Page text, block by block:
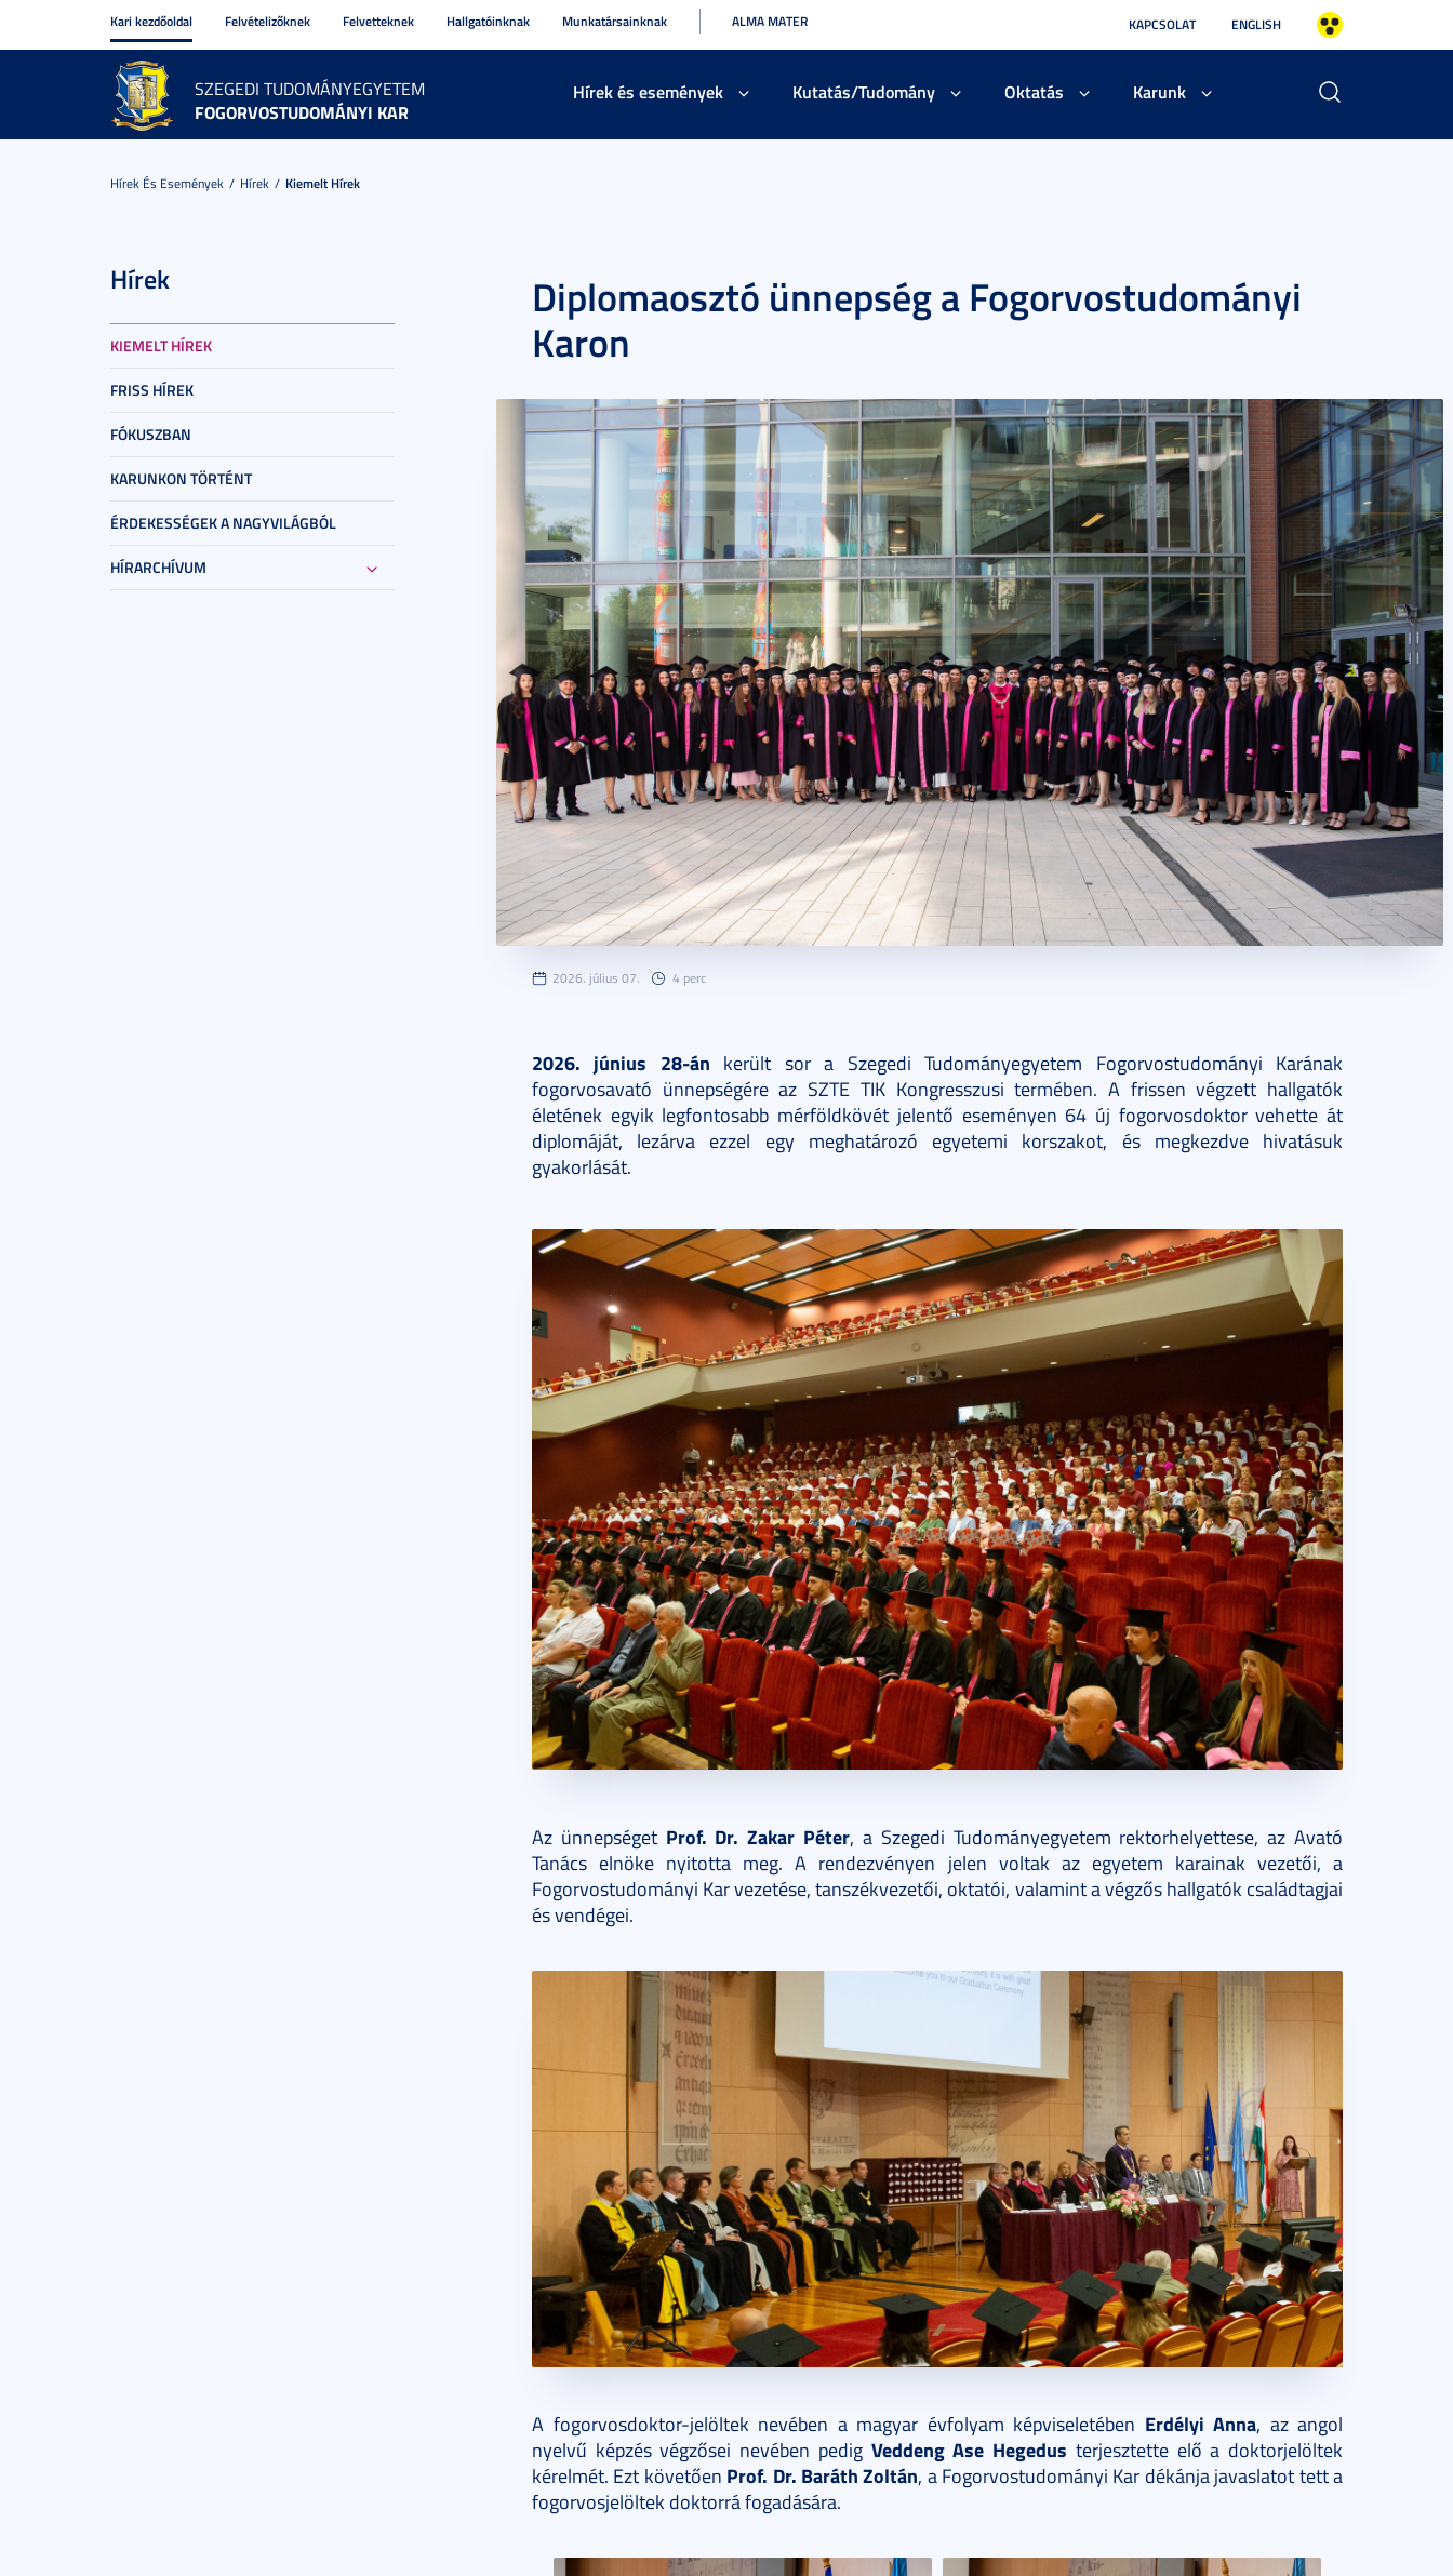
Kari kezdőoldal Felvételizőknek Felvetteknek Hallgatóinknak Munkatársainknak ALMA MATER KAPCSOLAT ENGLISH
SZEGEDI TUDOMÁNYEGYETEM
FOGORVOSTUDOMÁNYI KAR
Hírek és események Kutatás/Tudomány Oktatás Karunk
Hírek És Események Hírek Kiemelt Hírek
Hírek
KIEMELT HÍREK
FRISS HÍREK
FÓKUSZBAN
KARUNKON TÖRTÉNT
ÉRDEKESSÉGEK A NAGYVILÁGBÓL
HÍRARCHÍVUM
Diplomaosztó ünnepség a Fogorvostudományi
Karon
2026. július 07. 4 perc
2026. június 28-án került sor a Szegedi Tudományegyetem Fogorvostudományi Karának
fogorvosavató ünnepségére az SZTE TIK Kongresszusi termében. A frissen végzett hallgatók
életének egyik legfontosabb mérföldkövét jelentő eseményen 64 új fogorvosdoktor vehette át
diplomáját, lezárva ezzel egy meghatározó egyetemi korszakot, és megkezdve hivatásuk
gyakorlását.
Az ünnepséget Prof. Dr. Zakar Péter, a Szegedi Tudományegyetem rektorhelyettese, az Avató
Tanács elnöke nyitotta meg. A rendezvényen jelen voltak az egyetem karainak vezetői, a
Fogorvostudományi Kar vezetése, tanszékvezetői, oktatói, valamint a végzős hallgatók családtagjai
és vendégei.
A fogorvosdoktor-jelöltek nevében a magyar évfolyam képviseletében Erdélyi Anna, az angol
nyelvű képzés végzősei nevében pedig Veddeng Ase Hegedus terjesztette elő a doktorjelöltek
kérelmét. Ezt követően Prof. Dr. Baráth Zoltán, a Fogorvostudományi Kar dékánja javaslatot tett a
fogorvosjelöltek doktorrá fogadására.